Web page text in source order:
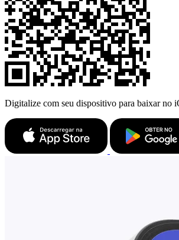
Digitalize com seu dispositivo para baixar no